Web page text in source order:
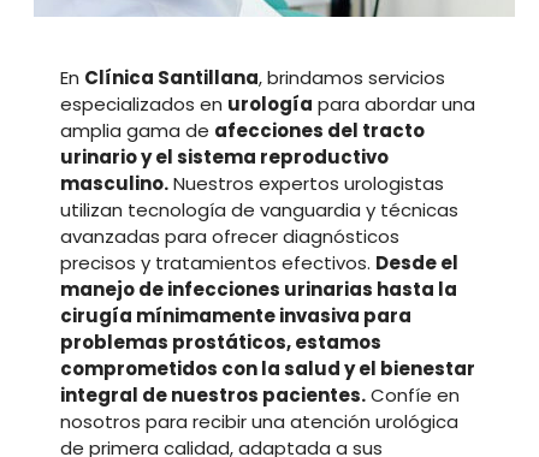
En Clínica Santillana, brindamos servicios
especializados en urología para abordar una
amplia gama de afecciones del tracto
urinario y el sistema reproductivo
masculino.Nuestros expertos urologistas
utilizan tecnología de vanguardia y técnicas
avanzadas para ofrecer diagnósticos
precisos y tratamientos efectivos. Desde el
manejo de infecciones urinarias hasta la
cirugía mínimamente invasiva para
problemas prostáticos, estamos
comprometidos con la salud y el bienestar
integral de nuestros pacientes.Confíe en
nosotros para recibir una atención urológica
de primera calidad, adaptada a sus